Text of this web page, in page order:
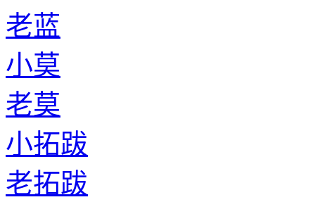
老蓝
小莫
老莫
小拓跋
老拓跋